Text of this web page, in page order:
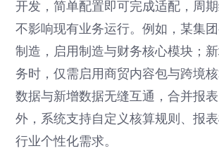
开发，简单配置即可完成适配，周期
不影响现有业务运行。例如，某集
制造，启用制造与财务核心模块；
务时，仅需启用商贸内容包与跨境
数据与新增数据无缝互通，合并报
外，系统支持自定义核算规则、报
行业个性化需求。